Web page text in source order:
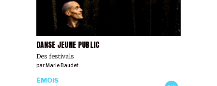
DANSE JEUNE PUBLIC
Des festivals
parMarie Baudet
ÉMOIS